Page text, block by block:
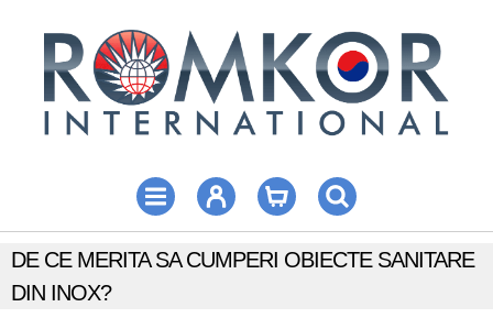
DE CE MERITA SA CUMPERI OBIECTE SANITARE
DIN INOX?